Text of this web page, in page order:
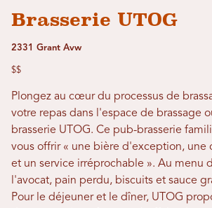
Brasserie UTOG
2331 Grant Avw
$$
Plongez au cœur du processus de
votre repas dans l'espace de brassage
brasserie UTOG. Ce pub-brasserie
vous offrir « une bière d'exception, une
et un service irréprochable ». Au menu
l'avocat, pain perdu, biscuits et sauce
Pour le déjeuner et le dîner, UTOG